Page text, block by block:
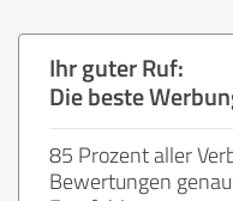
Ihr guter Ruf:
Die beste
85 Prozent aller
Bewertungen